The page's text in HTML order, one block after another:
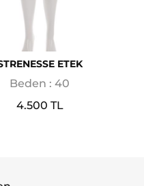
ETEK
Beden : 40
4.500 TL